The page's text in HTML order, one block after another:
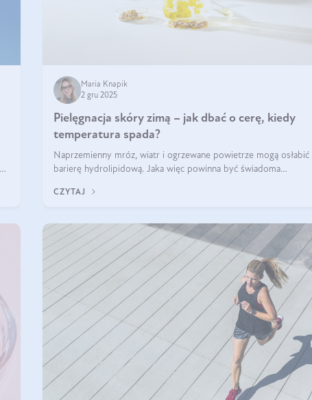
Maria Knapik
2 gru 2025
Pielęgnacja skóry zimą – jak dbać o cerę, kiedy
temperatura spada?
Naprzemienny mróz, wiatr i ogrzewane powietrze mogą osłabić
barierę hydrolipidową. Jaka więc powinna być świadoma
CZYTAJ